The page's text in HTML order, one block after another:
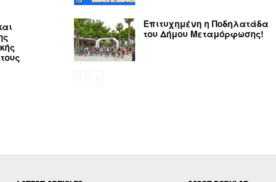
Επιτυχημένη η Ποδηλατάδα
του Δήμου Μεταμόρφωσης!